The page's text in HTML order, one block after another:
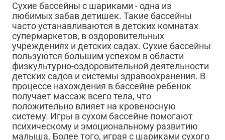
Сухие бассейны с шариками - одна из
любимых забав детишек. Такие бассейны
часто устанавливаются в детских комнатах
супермаркетов, в оздоровительных
учреждениях и детских садах. Сухие бассейны
пользуются большим успехом в области
физкультурно-оздоровительной деятельности
детских садов и системы здравоохранения. В
процессе нахождения в бассейне ребенок
получает массаж всего тела, что
положительно влияет на кровеносную
систему. Игры в сухом бассейне помогают
психическому и эмоциональному развитию
малыша. Более того, играя с шариками сухого